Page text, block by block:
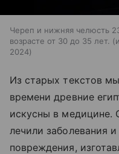
Череп и нижняя челюсть
возрасте от 30 до 35 лет.
2024
Из старых текстов
времени древние
искусны в медицине.
лечили заболевания
повреждения,